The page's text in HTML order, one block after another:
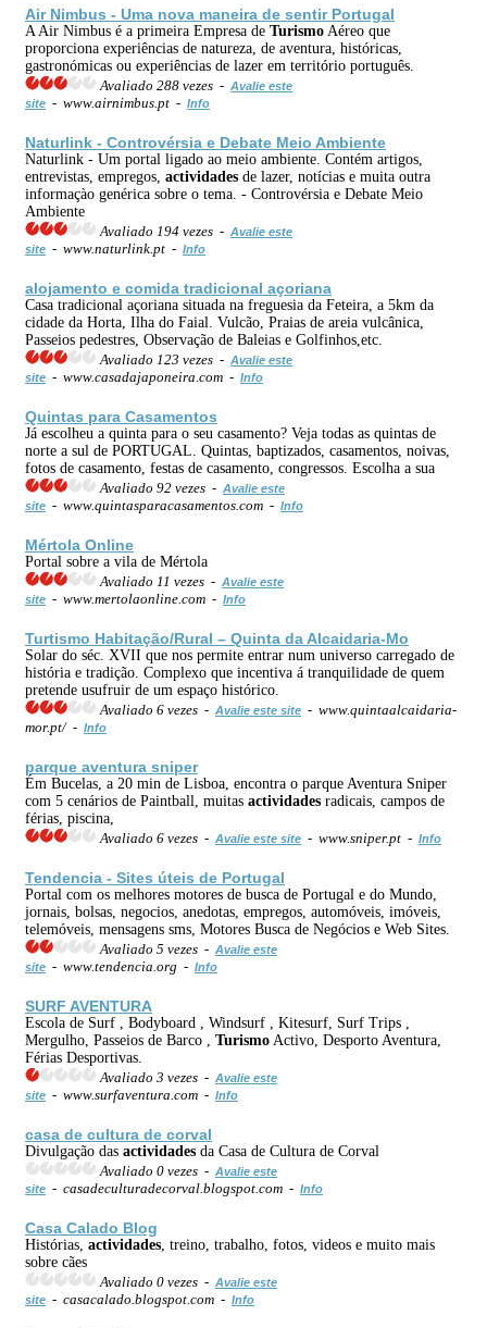
Air Nimbus - Uma nova maneira de sentir Portugal
A Air Nimbus é a primeira Empresa de Turismo Aéreo que
proporciona experiências de natureza, de aventura, históricas,
gastronómicas ou experiências de lazer em território português.
Avaliado 288 vezes - Avalie este
site - www.airnimbus.pt - Info
Naturlink - Controvérsia e Debate Meio Ambiente
Naturlink - Um portal ligado ao meio ambiente. Contém artigos,
entrevistas, empregos, actividades de lazer, notícias e muita outra
informaçào genérica sobre o tema. - Controvérsia e Debate Meio
Ambiente
Avaliado 194 vezes - Avalie este
site - www.naturlink.pt - Info
alojamento e comida tradicional açoriana
Casa tradicional açoriana situada na freguesia da Feteira, a 5km da
cidade da Horta, Ilha do Faial. Vulcão, Praias de areia vulcânica,
Passeios pedestres, Observação de Baleias e Golfinhos,etc.
Avaliado 123 vezes - Avalie este
site - www.casadajaponeira.com - Info
Quintas para Casamentos
Já escolheu a quinta para o seu casamento? Veja todas as quintas de
norte a sul de PORTUGAL. Quintas, baptizados, casamentos, noivas,
fotos de casamento, festas de casamento, congressos. Escolha a sua
Avaliado 92 vezes - Avalie este
site - www.quintasparacasamentos.com - Info
Mértola Online
Portal sobre a vila de Mértola
Avaliado 11 vezes - Avalie este
site - www.mertolaonline.com - Info
Turtismo Habitação/Rural – Quinta da Alcaidaria-Mo
Solar do séc. XVII que nos permite entrar num universo carregado de
história e tradição. Complexo que incentiva á tranquilidade de quem
pretende usufruir de um espaço histórico.
Avaliado 6 vezes - Avalie este site - www.quintaalcaidaria-
mor.pt/ - Info
parque aventura sniper
Ém Bucelas, a 20 min de Lisboa, encontra o parque Aventura Sniper
com 5 cenários de Paintball, muitas actividades radicais, campos de
férias, piscina,
Avaliado 6 vezes - Avalie este site - www.sniper.pt - Info
Tendencia - Sites úteis de Portugal
Portal com os melhores motores de busca de Portugal e do Mundo,
jornais, bolsas, negocios, anedotas, empregos, automóveis, imóveis,
telemóveis, mensagens sms, Motores Busca de Negócios e Web Sites.
Avaliado 5 vezes - Avalie este
site - www.tendencia.org - Info
SURF AVENTURA
Escola de Surf , Bodyboard , Windsurf , Kitesurf, Surf Trips ,
Mergulho, Passeios de Barco , Turismo Activo, Desporto Aventura,
Férias Desportivas.
Avaliado 3 vezes - Avalie este
site - www.surfaventura.com - Info
casa de cultura de corval
Divulgação das actividades da Casa de Cultura de Corval
Avaliado 0 vezes - Avalie este
site - casadeculturadecorval.blogspot.com - Info
Casa Calado Blog
Histórias, actividades , treino, trabalho, fotos, videos e muito mais
sobre cães
Avaliado 0 vezes - Avalie este
site - casacalado.blogspot.com - Info